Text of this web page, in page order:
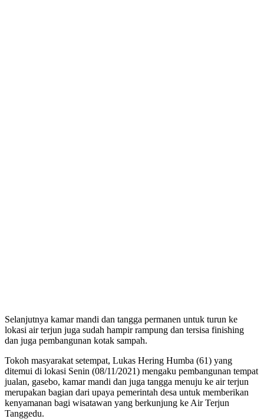
Selanjutnya kamar mandi dan tangga permanen untuk turun ke
lokasi air terjun juga sudah hampir rampung dan tersisa finishing
dan juga pembangunan kotak sampah.
Tokoh masyarakat setempat, Lukas Hering Humba (61) yang
ditemui di lokasi Senin (08/11/2021) mengaku pembangunan tempat
jualan, gasebo, kamar mandi dan juga tangga menuju ke air terjun
merupakan bagian dari upaya pemerintah desa untuk memberikan
kenyamanan bagi wisatawan yang berkunjung ke Air Terjun
Tanggedu.